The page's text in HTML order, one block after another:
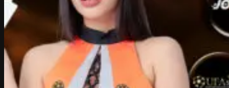
ใช้คำเทคนิคให้สับสน เหมาะกับทั้งผู้เล่นหน้าใหม่และผู้ที่ใช้งาน
ประจำ ทุกคำถามจะได้รับคำตอบที่เข้าใจง่าย และใช้งานได้ทันที
ไม่ว่าจะเป็นเรื่องเข้าสู่ระบบ ฝาก ถอน ลืมรหัส หรือต้องการปรับ
ข้อมูลบัญชี เจ้าหน้าที่จะช่วยดูแลตลอดกระบวนการ นอกจากนี้
คุณยังสามารถคลิก ufac4 ติดต่อเจ้าหน้าที่
ผ่านหน้าเว็บหรือ
แชทบนมือถือ ได้โดยไม่ต้องกรอกข้อมูลหลายขั้นตอน เรา
ออกแบบระบบให้เข้าถึงง่าย ตอบสนองเร็ว ไม่ปล่อยให้ต้องรอ